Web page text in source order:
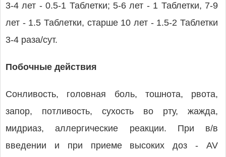
3-4 лет - 0.5-1 Таблетки; 5-6 лет - 1 Таблетки, 7-9
лет - 1.5 Таблетки, старше 10 лет - 1.5-2 Таблетки
3-4 раза/сут.
Побочные действия
Сонливость, головная боль, тошнота, рвота,
запор, потливость, сухость во рту, жажда,
мидриаз, аллергические реакции. При в/в
введении и при приеме высоких доз - AV